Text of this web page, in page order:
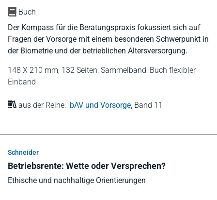
Buch
Der Kompass für die Beratungspraxis fokussiert sich auf
Fragen der Vorsorge mit einem besonderen Schwerpunkt in
der Biometrie und der betrieblichen Altersversorgung.
148 X 210 mm, 132 Seiten, Sammelband, Buch flexibler
Einband
aus der Reihe: bAV und Vorsorge Band 11
Schneider
Betriebsrente: Wette oder Versprechen?
Ethische und nachhaltige Orientierungen